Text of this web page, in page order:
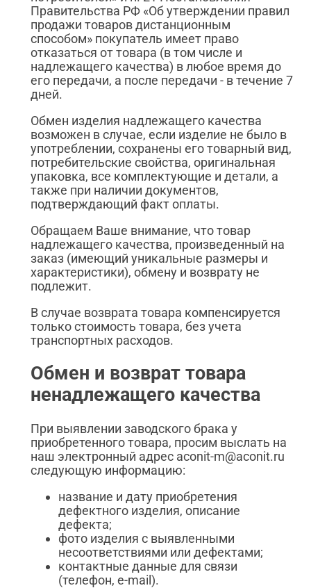
Правительства РФ «Об утверждении правил
продажи товаров дистанционным
способом» покупатель имеет право
отказаться от товара (в том числе и
надлежащего качества) в любое время до
его передачи, а после передачи - в течение 7
дней.
Обмен изделия надлежащего качества
возможен в случае, если изделие не было в
употреблении, сохранены его товарный вид,
потребительские свойства, оригинальная
упаковка, все комплектующие и детали, а
также при наличии документов,
подтверждающий факт оплаты.
Обращаем Ваше внимание, что товар
надлежащего качества, произведенный на
заказ (имеющий уникальные размеры и
характеристики), обмену и возврату не
подлежит.
В случае возврата товара компенсируется
только стоимость товара, без учета
транспортных расходов.
Обмен и возврат товара
ненадлежащего качества
При выявлении заводского брака у
приобретенного товара, просим выслать на
наш электронный адрес aconit-m@aconit.ru
следующую информацию:
название и дату приобретения
дефектного изделия, описание
дефекта;
фото изделия с выявленными
несоответствиями или дефектами;
контактные данные для связи
(телефон, e-mail).